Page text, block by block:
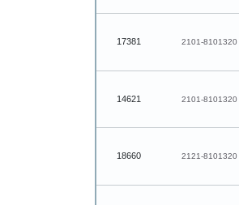
17381 2101-8101320
14621 2101-8101320
18660 2121-8101320